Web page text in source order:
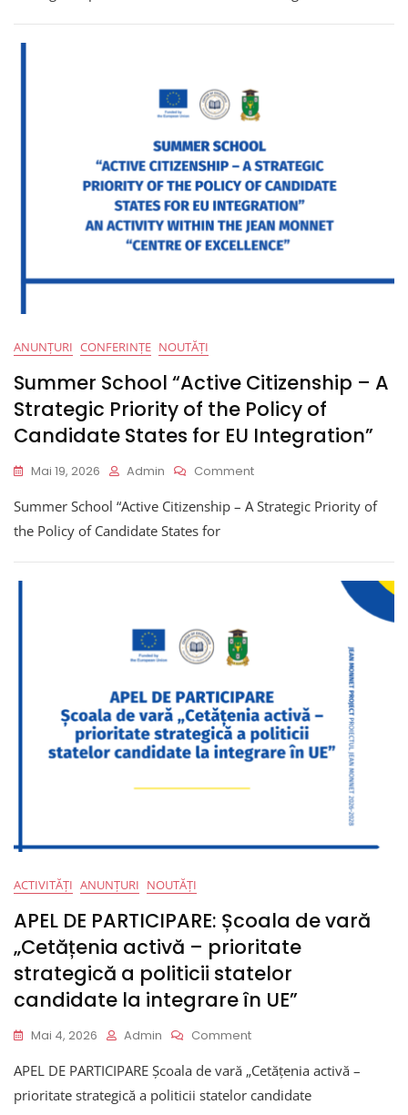
„Cetățenia
Strategică
A
Statelor
Candidate
La
Integrare
În
UE”
ANUNȚURI CONFERINȚE NOUTĂȚI
Summer School “Active Citizenship – A
Strategic Priority of the Policy of
Candidate States for EU Integration”
Mai 19, 2026 Admin CommentOn
School
–
Of
Candidate
States
For
EU
Summer School “Active Citizenship – A Strategic Priority of
the Policy of Candidate States for
ACTIVITĂȚI ANUNȚURI NOUTĂȚI
APEL DE PARTICIPARE: Școala de vară
„Cetățenia activă – prioritate
strategică a politicii statelor
candidate la integrare în UE”
Mai 4, 2026 Admin CommentOn
DE
PARTICIPARE:
APEL DE PARTICIPARE Școala de vară „Cetățenia activă –
prioritate strategică a politicii statelor candidate